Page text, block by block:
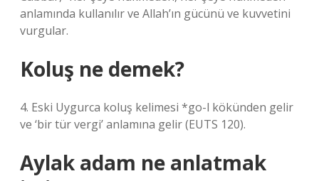
anlamında kullanılır ve Allah’ın gücünü ve kuvvetini
vurgular.
Koluş ne demek?
4. Eski Uygurca koluş kelimesi *go-l kökünden gelir
ve ‘bir tür vergi’ anlamına gelir (EUTS 120).
Aylak adam ne anlatmak